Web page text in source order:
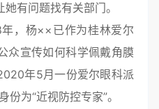
有问题找有关部门。
，杨××已作为桂林爱尔
众宣传如何科学佩戴角膜
年5月一份爱尔眼科派
为“近视防控专家”。